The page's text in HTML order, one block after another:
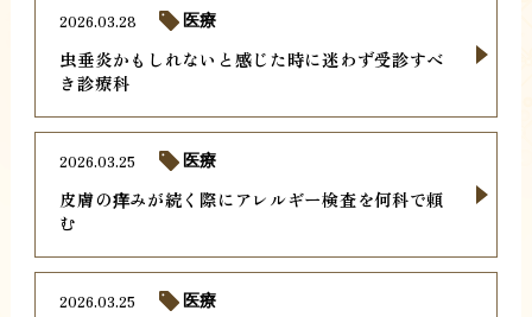
虫垂炎かもしれないと感じた時に迷わず受診すべ
き診療科
2026.03.28 医療
皮膚の痒みが続く際にアレルギー検査を何科で頼
む
2026.03.25 医療
2026.03.25 医療